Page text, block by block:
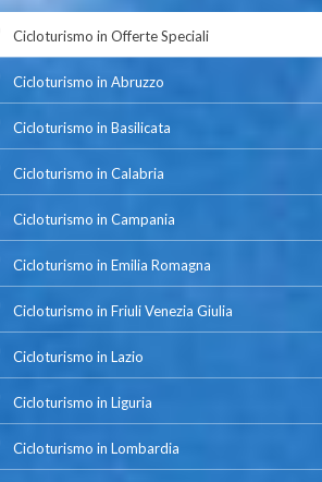
Cicloturismo in Offerte Speciali
Cicloturismo in Abruzzo
Cicloturismo in Basilicata
Cicloturismo in Calabria
Cicloturismo in Campania
Cicloturismo in Emilia Romagna
Cicloturismo in Friuli Venezia Giulia
Cicloturismo in Lazio
Cicloturismo in Liguria
Cicloturismo in Lombardia